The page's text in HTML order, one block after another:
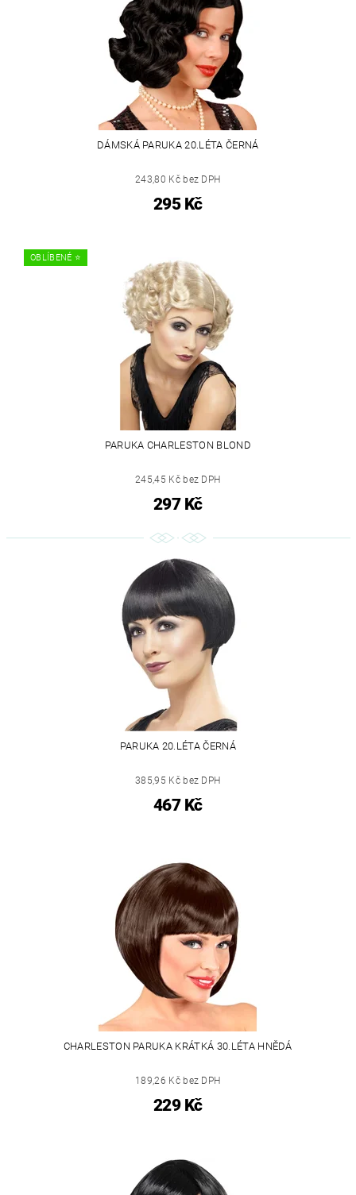
DÁMSKÁ PARUKA 20.LÉTA ČERNÁ
243,80 Kč bez DPH
295 Kč
OBLÍBENÉ ⭐️
PARUKA CHARLESTON BLOND
245,45 Kč bez DPH
297 Kč
PARUKA 20.LÉTA ČERNÁ
385,95 Kč bez DPH
467 Kč
CHARLESTON PARUKA KRÁTKÁ 30.LÉTA HNĚDÁ
189,26 Kč bez DPH
229 Kč